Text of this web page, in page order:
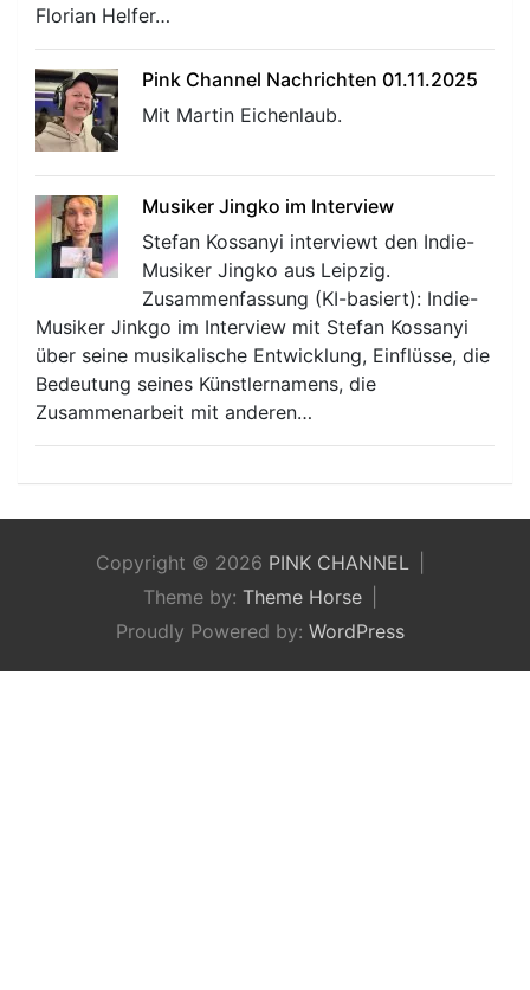
Florian Helfer…
Pink Channel Nachrichten 01.11.2025
Mit Martin Eichenlaub.
Musiker Jingko im Interview
Stefan Kossanyi interviewt den Indie-
Musiker Jingko aus Leipzig.
Zusammenfassung (KI-basiert): Indie-
Musiker Jinkgo im Interview mit Stefan Kossanyi
über seine musikalische Entwicklung, Einflüsse, die
Bedeutung seines Künstlernamens, die
Zusammenarbeit mit anderen…
Copyright © 2026 PINK CHANNEL
Theme by: Theme Horse
Proudly Powered by: WordPress